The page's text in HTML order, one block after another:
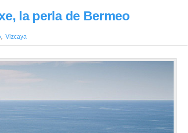
la perla de Bermeo
, Vizcaya